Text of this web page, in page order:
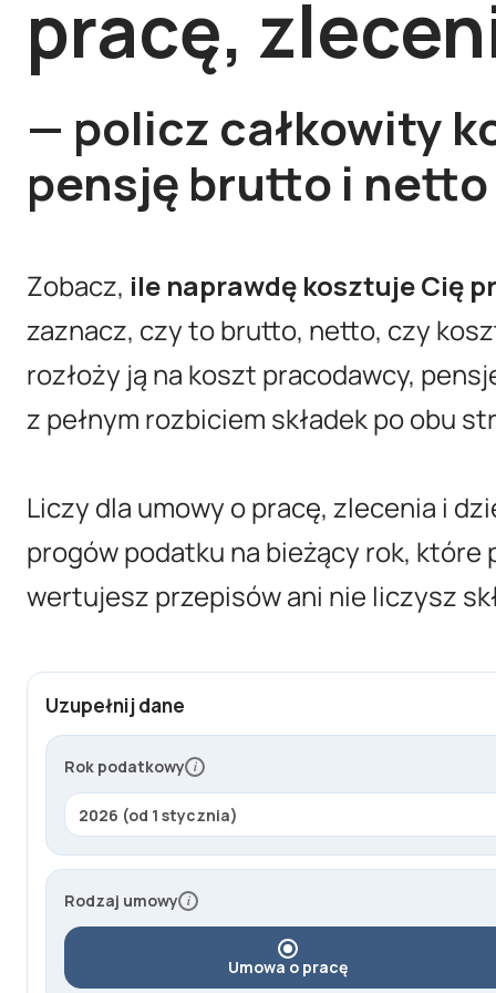
pracę,
— policz całkowity
pensję brutto i netto
Zobacz, ile naprawdę kosztuje Cię
zaznacz, czy to brutto, netto, czy
rozłoży ją na koszt pracodawcy,
z pełnym rozbiciem składek po obu
Liczy dla umowy o pracę, zlecenia i
progów podatku na bieżący rok,
wertujesz przepisów ani nie liczysz
K
Uzupełnij dane
Rok podatkowy i
Rodzaj umowy i
Umowa o pracę